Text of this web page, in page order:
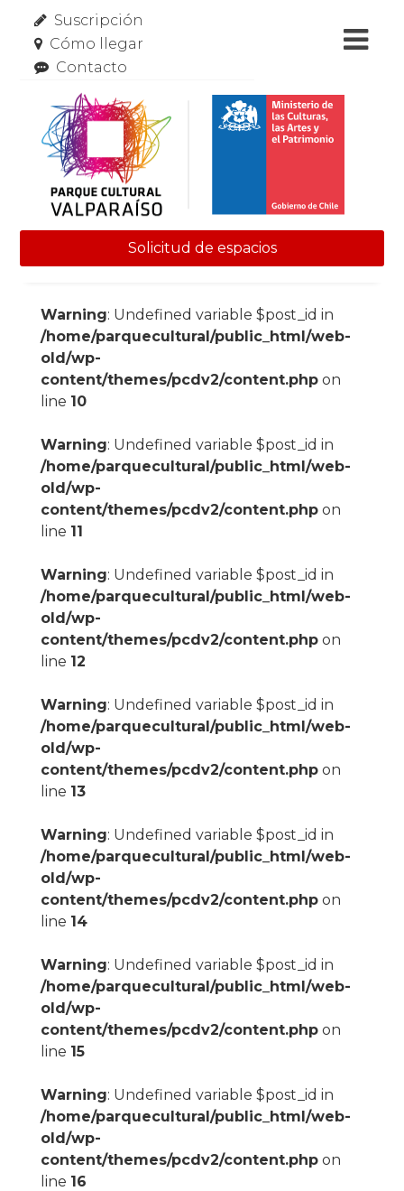
Suscripción
Cómo llegar
Contacto
Solicitud de espacios
Warning: Undefined variable $post_id in
/home/parquecultural/public_html/web-
old/wp-
content/themes/pcdv2/content.phpon
line 10
Warning: Undefined variable $post_id in
/home/parquecultural/public_html/web-
old/wp-
content/themes/pcdv2/content.phpon
line 11
Warning: Undefined variable $post_id in
/home/parquecultural/public_html/web-
old/wp-
content/themes/pcdv2/content.phpon
line 12
Warning: Undefined variable $post_id in
/home/parquecultural/public_html/web-
old/wp-
content/themes/pcdv2/content.phpon
line 13
Warning: Undefined variable $post_id in
/home/parquecultural/public_html/web-
old/wp-
content/themes/pcdv2/content.phpon
line 14
Warning: Undefined variable $post_id in
/home/parquecultural/public_html/web-
old/wp-
content/themes/pcdv2/content.phpon
line 15
Warning: Undefined variable $post_id in
/home/parquecultural/public_html/web-
old/wp-
content/themes/pcdv2/content.phpon
line 16